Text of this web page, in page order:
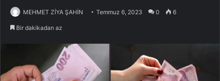
MEHMET ZİYA ŞAHİN Temmuz 6, 2023 0 6
Bir dakikadan az